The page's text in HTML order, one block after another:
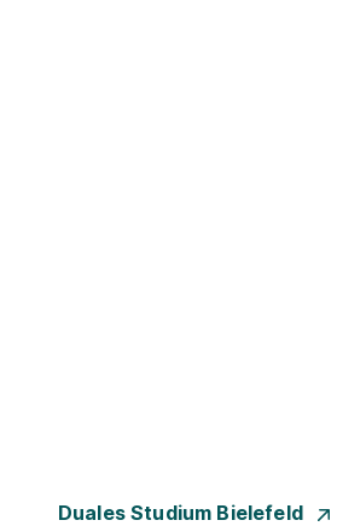
Duales Studium Bielefeld